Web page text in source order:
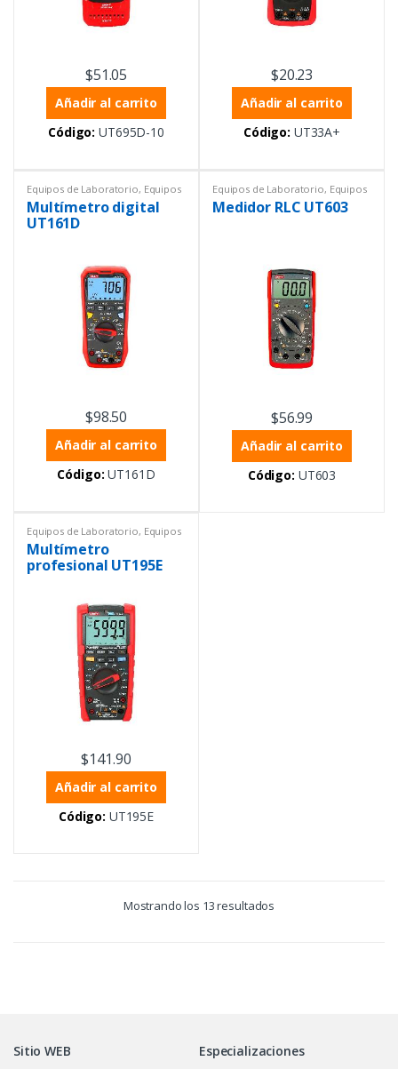
$51.05
Añadir al carrito
Código: UT695D-10
$20.23
Añadir al carrito
Código: UT33A+
Equipos de Laboratorio, Equipos
Uni-trend Equipos y materiales
eléctricos,Instrumentación y
Procesos ,Multímetros
Multímetros
Multímetro digital
UT161D
$98.50
Añadir al carrito
Código: UT161D
Equipos de Laboratorio, Equipos
Uni-trend Equipos y materiales
eléctricos,Instrumentación y
Medidor RLC UT603
$56.99
Añadir al carrito
Código: UT603
Equipos de Laboratorio, Equipos
Uni-trend Equipos y materiales
eléctricos,Instrumentación y
Procesos,Multímetros,
Multímetros
Multímetro
profesional UT195E
$141.90
Añadir al carrito
Código: UT195E
Mostrando los 13 resultados
Sitio WEB
Especializaciones